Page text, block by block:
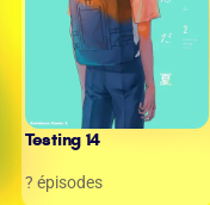
Testing 14
? épisodes